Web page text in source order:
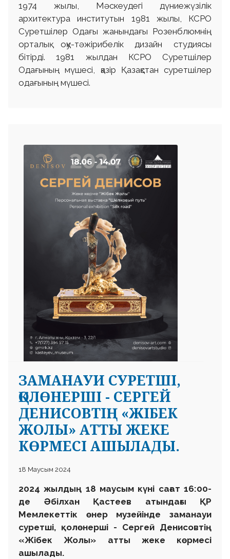
1974 жылы, Мәскеудегі дүниежүзілік
архитектура институтын 1981 жылы, КСРО
Суретшілер Одағы жанындағы Розенблюмнің
орталық оқу-тәжірибелік дизайн студиясы
бітірді. 1981 жылдан КСРО Суретшілер
Одағының мүшесі, қазір Қазақстан суретшілер
одағының мүшесі.
ЗАМАНАУИ СУРЕТШІ,
ҚОЛӨНЕРШІ - СЕРГЕЙ
ДЕНИСОВТІҢ «ЖІБЕК
ЖОЛЫ» АТТЫ ЖЕКЕ
КӨРМЕСІ АШЫЛАДЫ.
18 Маусым 2024
2024 жылдың 18 маусым күні сағат 16:00-
де Әбілхан Қастеев атындағы ҚР
Мемлекеттік өнер музейінде заманауи
суретші, қолөнерші - Сергей Денисовтің
«Жібек Жолы» атты жеке көрмесі
ашылады.